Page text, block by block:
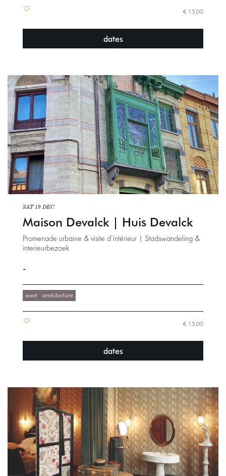
€ 15,00
dates
Maison Devalck | Huis Devalck
Promenade urbaine & visite d’intérieur | Stadswandeling &
interieurbezoek
SAT 19 DEC
-
meet architecture
€ 15,00
dates